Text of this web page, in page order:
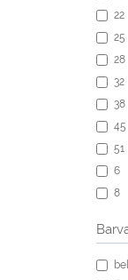
22
25
28
32
38
45
51
6
8